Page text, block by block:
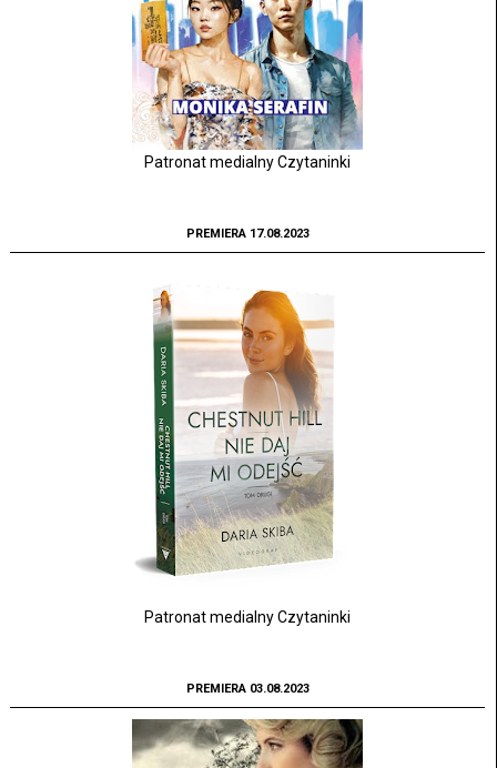
Patronat medialny Czytaninki
PREMIERA 17.08.2023
Patronat medialny Czytaninki
PREMIERA 03.08.2023